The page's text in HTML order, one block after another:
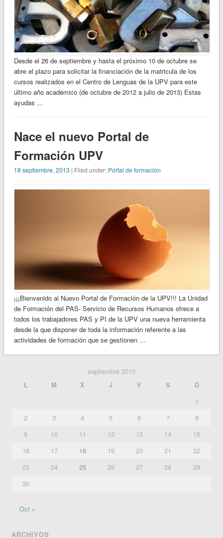
Desde el 26 de septiembre y hasta el próximo 10 de octubre se
abre el plazo para solicitar la financiación de la matricula de los
cursos realizados en el Centro de Lenguas de la UPV para este
último año académico (de octubre de 2012 a julio de 2013) Estas
ayudas …
Nace el nuevo Portal de
Formación UPV
18 septiembre, 2013 | Filed under: Portal de formación
¡¡¡Bienvenido al Nuevo Portal de Formación de la UPV!!! La Unidad
de Formación del PAS- Servicio de Recursos Humanos ofrece a
todos los trabajadores PAS y PI de la UPV una nueva herramienta
desde la que disponer de toda la información referente a las
actividades de formación que se gestionen …
septiembre 2013
L
M X J V S
D
1
2
3 4 5 6 7
8
9
10 11 12 13 14
15
16
17 18 19 20 21
22
23
24 25 26 27 28
29
30
Oct »
ARCHIVOS